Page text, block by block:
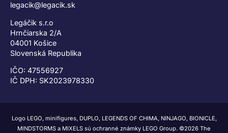
legacik@legacik.sk
Legáčik s.r.o
Hrnčiarska 2/A
04001 Košice
Slovenská Republika
IČO: 47556927
IČ DPH: SK2023978330
Logo LEGO, minifigures, DUPLO, LEGENDS OF CHIMA, NINJAGO, BIONICLE,
MINDSTORMS a MIXELS sú ochranné známky LEGO Group. ©2026 The